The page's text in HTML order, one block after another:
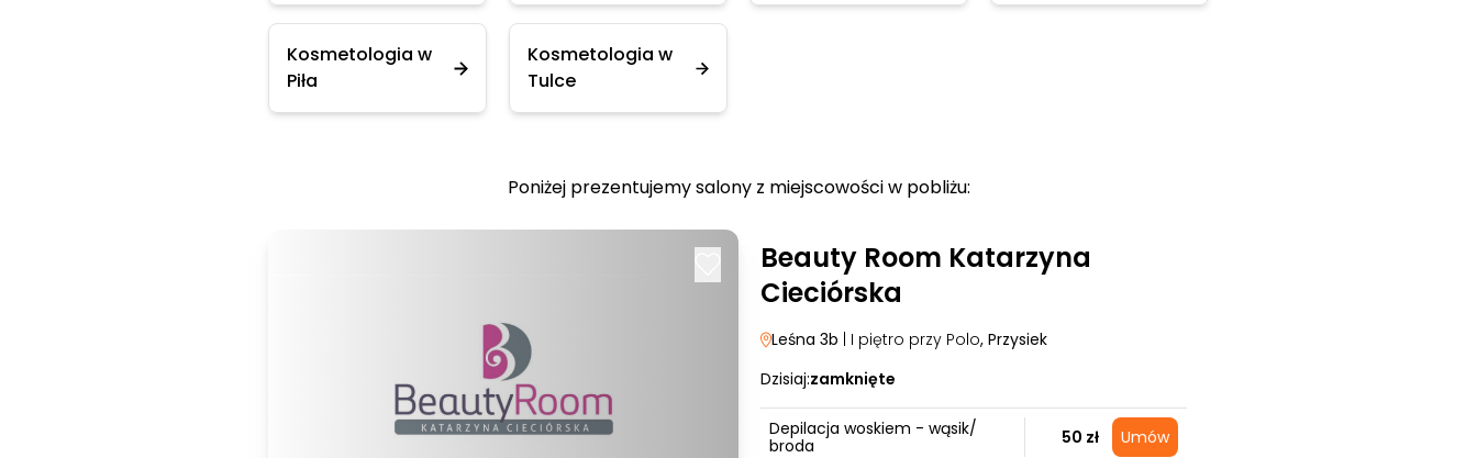
Kosmetologia w
Piła
Kosmetologia w
Tulce
Poniżej prezentujemy salony z miejscowości w pobliżu:
Beauty Room Katarzyna
Cieciórska
Leśna 3b | I piętro przy Polo, Przysiek
Dzisiaj:zamknięte
Depilacja woskiem - wąsik/
broda
50 zł Umów